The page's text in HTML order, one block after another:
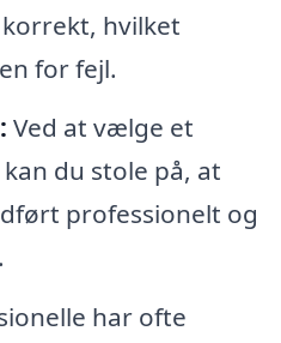
hvilket
for fejl.
Ved at vælge et
du stole på, at
professionelt og
har ofte